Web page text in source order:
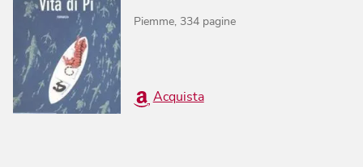
Piemme 334 pagine
Acquista